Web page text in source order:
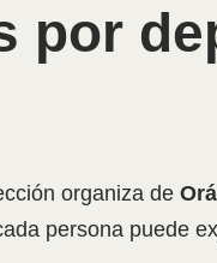
por
organiza de
persona puede